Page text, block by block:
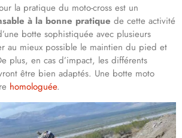
la pratique du moto-cross est un
à la bonne pratique de cette activité
botte sophistiquée avec plusieurs
au mieux possible le maintien du pied et
plus, en cas d’impact, les différents
être bien adaptés. Une botte moto
homologuée.